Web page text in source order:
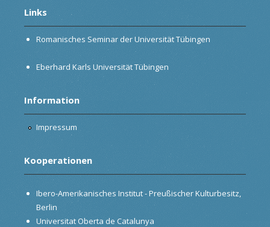
Links
Romanisches Seminar der Universität Tübingen
Eberhard Karls Universität Tübingen
Information
Impressum
Kooperationen
Ibero-Amerikanisches Institut - Preußischer Kulturbesitz,
Berlin
Universitat Oberta de Catalunya